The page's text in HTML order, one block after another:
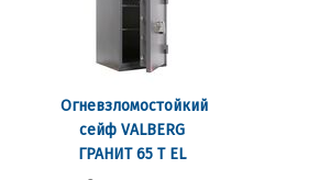
Огневзломостойкий
сейф VALBERG
ГРАНИТ 65 Т EL